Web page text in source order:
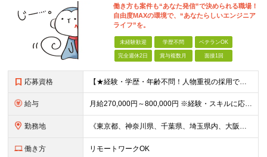
働き方も案件も“あなた発信”で決められる職場！
自由度MAXの環境で、“あなたらしいエンジニア
ライフ”を。
未経験歓迎 学歴不問 ベテランOK
完全週休2日 賞与複数月 面接1回
応募資格 【★経験・学歴・年齢不問！人物重視の採用です★】 「新しい環境でスキルを伸ばしたい」 「クラウドやAIに興味がある」 「自由な働き方をしたい」──そんな方を歓迎します！ 【必須条件】 ◎基本的なPC
給与 月給270,000円～800,000円 ※経験・スキルに応じて当社規定により決定いたします。 ※上記給与には固定残業代は20時間分（月3万6000円以上）を含む。上記を超える時間外労働分は追加で支給し
勤務地 《東京都、神奈川県、千葉県、埼玉県内、大阪市内、福岡市内、名古屋市内の拠点》 ☆U・Iターン歓迎いたします。 ☆転勤はありません。 ▼本社 神奈川県横浜市中区蓬莱町2-4-1 ORCHID PLAC
働き方 リモートワークOK